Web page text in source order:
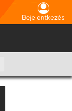
Bejelentkezés